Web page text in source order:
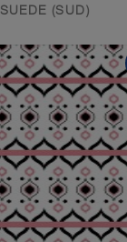
SUEDE (SUD)